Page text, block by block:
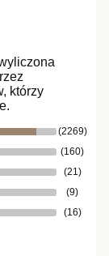
którzy
(2269)
(160)
(21)
(9)
(16)